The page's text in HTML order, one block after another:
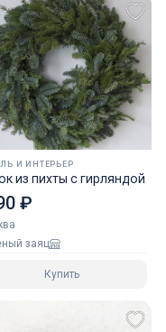
И ИНТЕРЬЕР
из пихты с гирляндой
₽
заяц
Купить